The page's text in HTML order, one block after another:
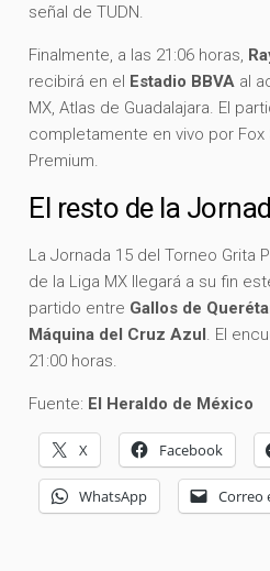
señal de TUDN.
Finalmente, a las 21:06 horas,
recibirá en el Estadio BBVA al
MX, Atlas de Guadalajara. El
completamente en vivo por
Premium.
El resto de la
La Jornada 15 del Torneo Grita
de la Liga MX llegará a su fin
partido entre Gallos de
Máquina del Cruz Azul. El
21:00 horas.
Fuente: El Heraldo de México
X Facebook
WhatsApp Correo